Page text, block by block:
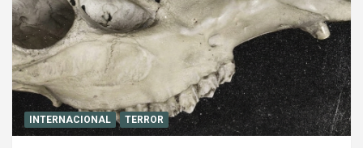
INTERNACIONAL TERROR